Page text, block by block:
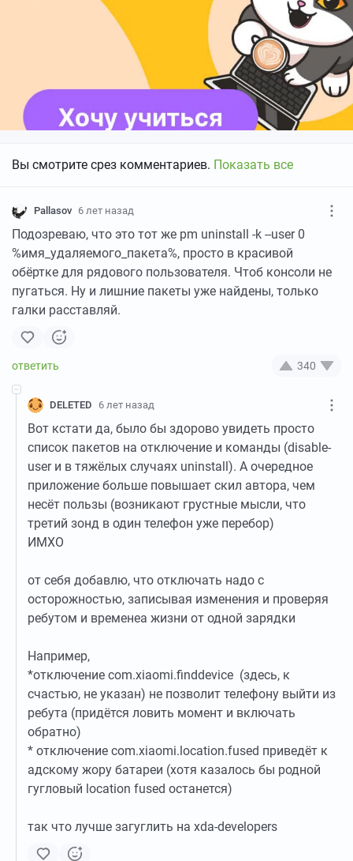
Вы смотрите срез комментариев. Показать все
Pallasov 6 лет назад
Подозреваю, что это тот же pm uninstall -k --user 0
%имя_удаляемого_пакета%, просто в красивой
обёртке для рядового пользователя. Чтоб консоли не
пугаться. Ну и лишние пакеты уже найдены, только
галки расставляй.
340
DELETED 6 лет назад
Вот кстати да, было бы здорово увидеть просто
список пакетов на отключение и команды (disable-
user и в тяжёлых случаях uninstall). А очередное
приложение больше повышает скил автора, чем
несёт пользы (возникают грустные мысли, что
третий зонд в один телефон уже перебор)
ИМХО
от себя добавлю, что отключать надо с
осторожностью, записывая изменения и проверяя
ребутом и временеа жизни от одной зарядки
Например,
*отключение com.xiaomi.finddevice (здесь, к
счастью, не указан) не позволит телефону выйти из
ребута (придётся ловить момент и включать
обратно)
* отключение com.xiaomi.location.fused приведёт к
адскому жору батареи (хотя казалось бы родной
гугловый location fused останется)
так что лучше загуглить на xda-developers